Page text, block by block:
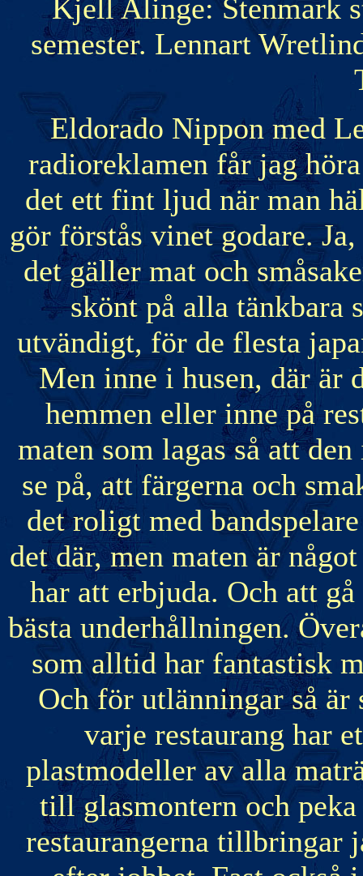
Kjell Alinge: Stenmark
semester. Lennart
Eldorado Nippon med
radioreklamen får jag
det ett fint ljud när man
gör förstås vinet godare.
det gäller mat och
skönt på alla tänkbara
utvändigt, för de flesta
Men inne i husen, där är
hemmen eller inne på
maten som lagas så att
se på, att färgerna och
det roligt med
det där, men maten är
har att erbjuda. Och att
bästa underhållningen.
som alltid har fantastisk
Och för utlänningar så
varje restaurang har
plastmodeller av alla
till glasmontern och
restaurangerna tillbringar